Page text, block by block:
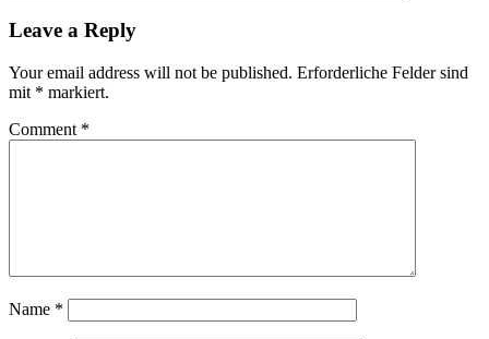
Leave a Reply
Your email address will not be published. Erforderliche Felder sind
mit * markiert.
Comment *
Name *